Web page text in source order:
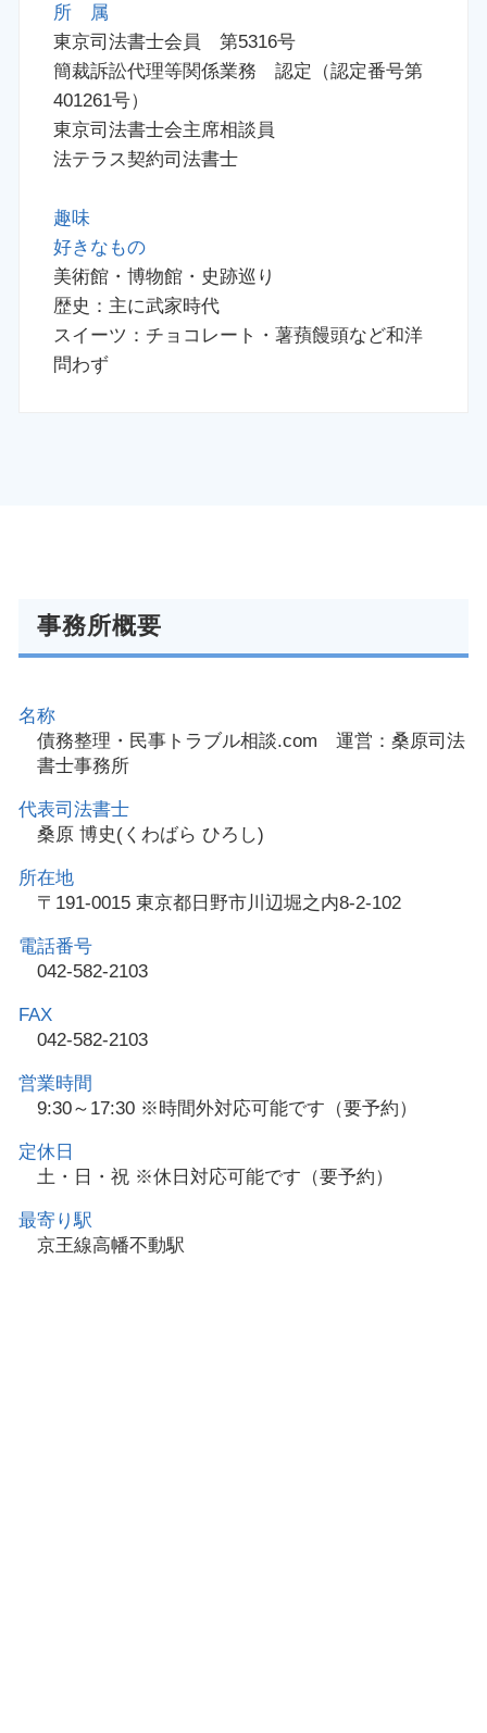
所 属
東京司法書士会員 第5316号
簡裁訴訟代理等関係業務 認定（認定番号第
401261号）
東京司法書士会主席相談員
法テラス契約司法書士
趣味
好きなもの
美術館・博物館・史跡巡り
歴史：主に武家時代
スイーツ：チョコレート・薯蕷饅頭など和洋
問わず
事務所概要
名称
債務整理・民事トラブル相談.com 運営：桑原司法
書士事務所
代表司法書士
桑原 博史(くわばら ひろし)
所在地
〒191-0015 東京都日野市川辺堀之内8-2-102
電話番号
042-582-2103
FAX
042-582-2103
営業時間
9:30～17:30 ※時間外対応可能です（要予約）
定休日
土・日・祝 ※休日対応可能です（要予約）
最寄り駅
京王線高幡不動駅